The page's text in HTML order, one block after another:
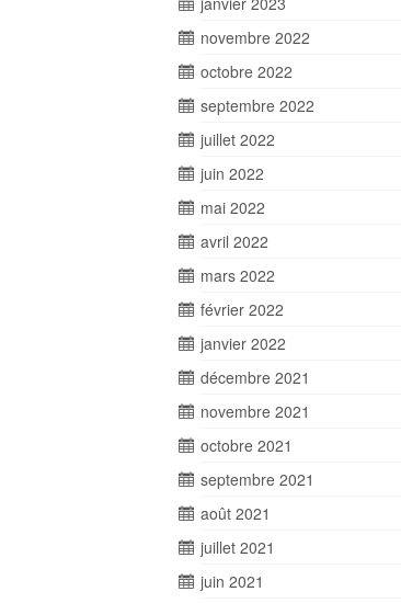
novembre 2022
octobre 2022
septembre 2022
juillet 2022
juin 2022
mai 2022
avril 2022
mars 2022
février 2022
janvier 2022
décembre 2021
novembre 2021
octobre 2021
septembre 2021
août 2021
juillet 2021
juin 2021